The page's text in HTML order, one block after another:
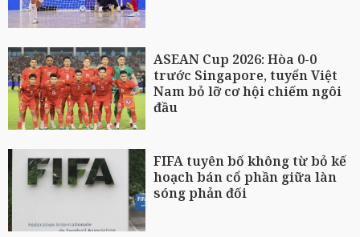
ASEAN Cup 2026: Hòa 0-0
trước Singapore, tuyển Việt
Nam bỏ lỡ cơ hội chiếm ngôi
đầu
FIFA tuyên bố không từ bỏ kế
hoạch bán cổ phần giữa làn
sóng phản đối